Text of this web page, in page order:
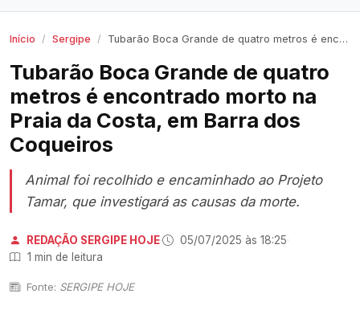
Início Sergipe Tubarão Boca Grande de quatro metros é encontrado morto na Praia da Costa, em Barra dos Coqueiros
Tubarão Boca Grande de quatro
metros é encontrado morto na
Praia da Costa, em Barra dos
Coqueiros
Animal foi recolhido e encaminhado ao Projeto
Tamar, que investigará as causas da morte.
REDAÇÃO SERGIPE HOJE· 05/07/2025 às 18:25·
1 min de leitura
Fonte: SERGIPE HOJE